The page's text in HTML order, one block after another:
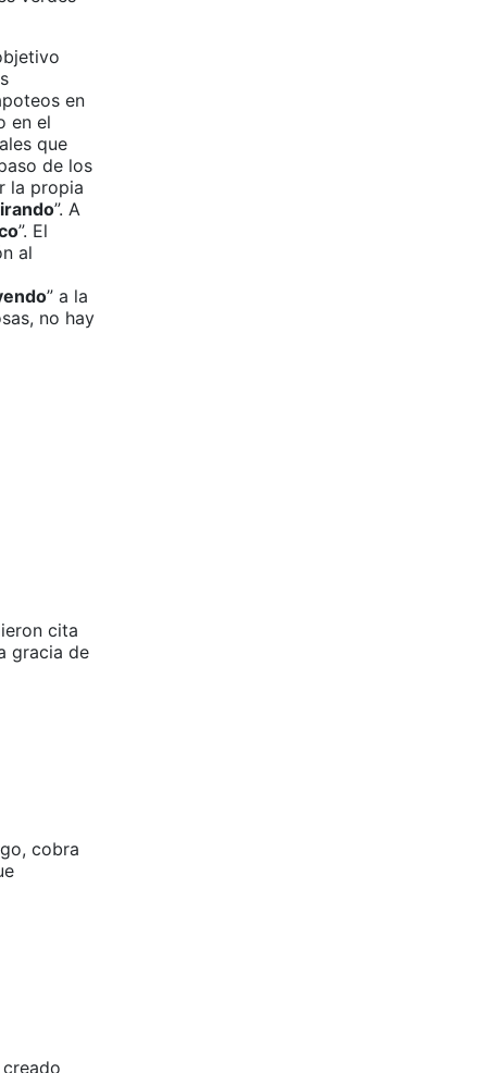
en
en el
que
de los
la propia
”. A
”. El
al
” a la
no hay
cita
gracia de
cobra